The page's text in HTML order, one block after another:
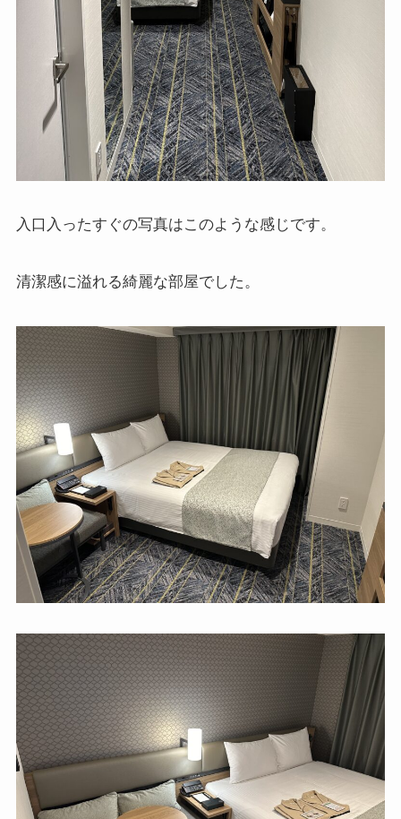
入口入ったすぐの写真はこのような感じです。
清潔感に溢れる綺麗な部屋でした。